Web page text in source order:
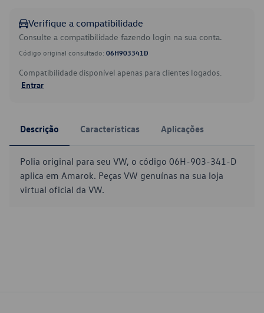
Verifique a compatibilidade
Consulte a compatibilidade fazendo login na sua conta.
Código original consultado: 06H903341D
Compatibilidade disponível apenas para clientes logados.
Entrar
Descrição Características Aplicações
Polia original para seu VW, o código 06H-903-341-D
aplica em Amarok. Peças VW genuínas na sua loja
virtual oficial da VW.